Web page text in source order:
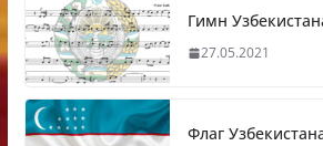
Гимн
27.05.2021
Флаг